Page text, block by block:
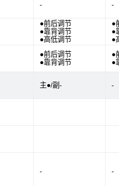
- -
●前后调节
●靠背调节
●高低调节
●
●
●
●前后调节
●靠背调节
●
●
主●/副- -
- -